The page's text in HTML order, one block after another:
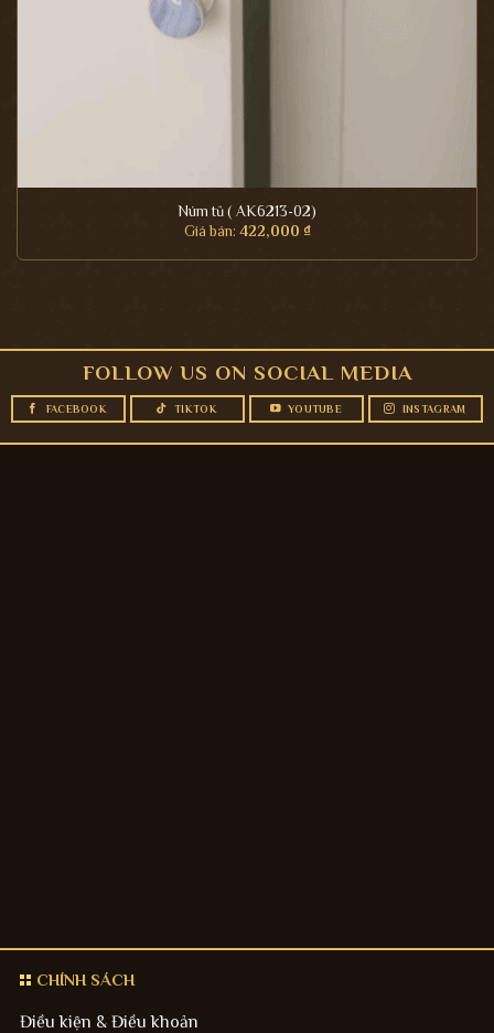
Núm tủ ( AK6213-02)
Giá bán: 422,000 ₫
FOLLOW US ON SOCIAL MEDIA
FACEBOOK TIKTOK YOUTUBE INSTAGRAM
CHÍNH SÁCH
Điều kiện & Điều khoản